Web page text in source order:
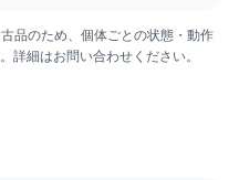
品のため、個体ごとの状態・動作
詳細はお問い合わせください。